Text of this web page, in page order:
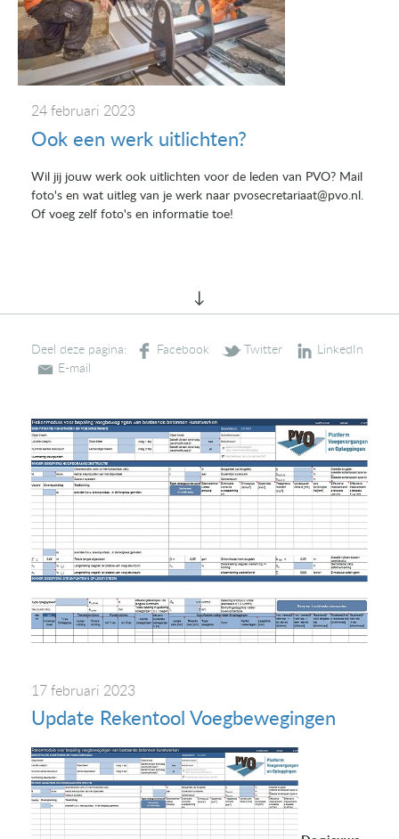
24 februari 2023
Ook een werk uitlichten?
Wil jij jouw werk ook uitlichten voor de leden van PVO? Mail
foto's en wat uitleg van je werk naar pvosecretariaat@pvo.nl.
Of voeg zelf foto's en informatie toe!
Deel deze pagina:
17 februari 2023
Update Rekentool Voegbewegingen